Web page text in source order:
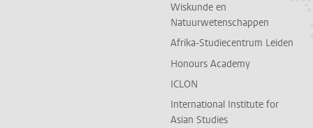
Wiskunde en
Natuurwetenschappen
Afrika-Studiecentrum Leiden
Honours Academy
ICLON
International Institute for
Asian Studies